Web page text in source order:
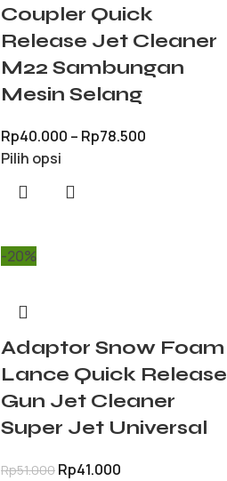
Coupler Quick
Release Jet Cleaner
M22 Sambungan
Mesin Selang
Rp40.000 – Rp78.500
Pilih opsi
-20%
Adaptor Snow Foam
Lance Quick Release
Gun Jet Cleaner
Super Jet Universal
Rp51.000 Rp41.000